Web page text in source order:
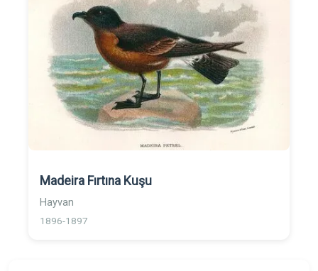
Madeira Fırtına Kuşu
Hayvan
1896-1897